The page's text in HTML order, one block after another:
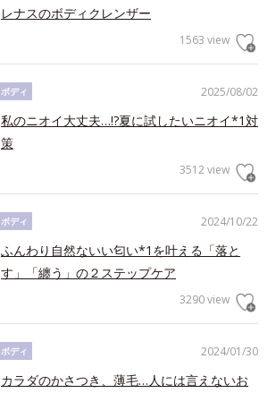
レナスのボディクレンザー
1563 view
2025/08/02
ボディ
私のニオイ大丈夫…!?夏に試したいニオイ*1対
策
3512 view
2024/10/22
ボディ
ふんわり自然ないい匂い*1を叶える「落と
す」「纏う」の２ステップケア
3290 view
2024/01/30
ボディ
カラダのかさつき、薄毛…人には言えないお